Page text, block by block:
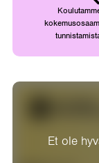
Et ole